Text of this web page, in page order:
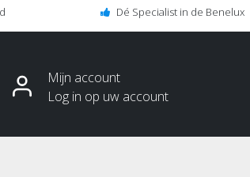
Dé Specialist in de Benelux
Mijn account
Log in op uw account